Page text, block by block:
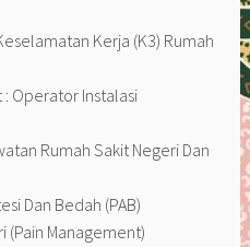
Kerja (K3) Rumah
: Operator Instalasi
Rumah Sakit Negeri Dan
Dan Bedah (PAB)
(Pain Management)